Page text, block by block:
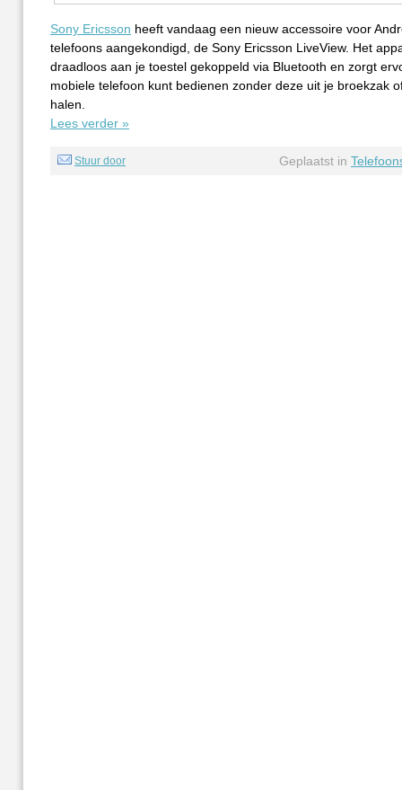
Sony Ericsson heeft vandaag een nieuw accessoire voor
telefoons aangekondigd, de Sony Ericsson LiveView. Het
draadloos aan je toestel gekoppeld via Bluetooth en zorgt
mobiele telefoon kunt bedienen zonder deze uit je broekzak
halen.
Lees verder »
Stuur door Geplaatst in